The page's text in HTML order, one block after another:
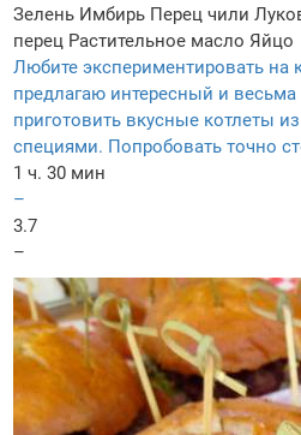
Зелень Имбирь Перец чили
перец Растительное масло Яйцо
Любите экспериментировать
предлагаю интересный и
приготовить вкусные котлеты
специями. Попробовать точно
1 ч. 30 мин
–
3.7
–